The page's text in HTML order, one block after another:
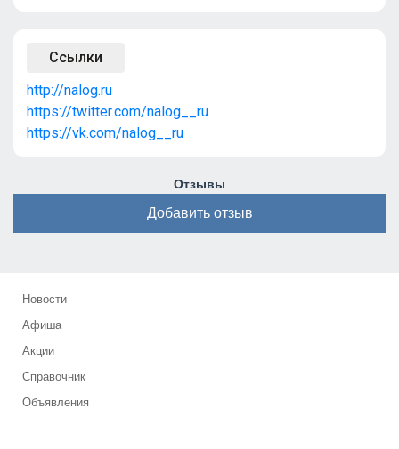
Ссылки
http://nalog.ru
https://twitter.com/nalog__ru
https://vk.com/nalog__ru
Отзывы
Добавить отзыв
Новости
Афиша
Акции
Справочник
Объявления